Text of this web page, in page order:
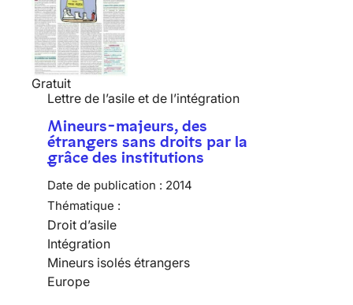
Gratuit
Lettre de l’asile et de l’intégration
Mineurs-majeurs, des
étrangers sans droits par la
grâce des institutions
Date de publication : 2014
Thématique :
Droit d’asile
Intégration
Mineurs isolés étrangers
Europe